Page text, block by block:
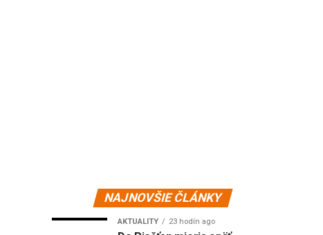
NAJNOVŠIE ČLÁNKY
AKTUALITY 23 hodín ago